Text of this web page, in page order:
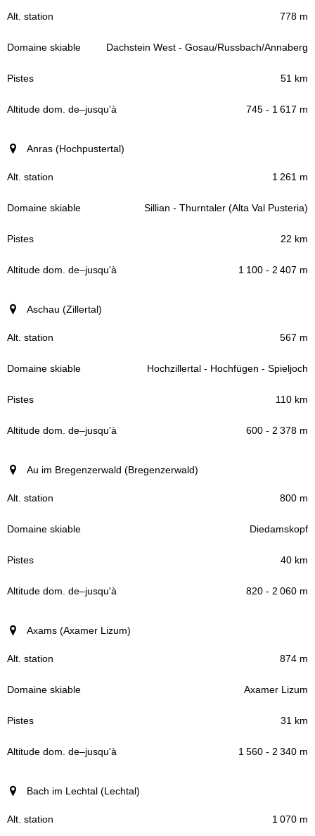
778 m
Dachstein West - Gosau/Russbach/Annaberg
51 km
745 - 1 617 m
Anras (Hochpustertal)
1 261 m
Sillian - Thurntaler (Alta Val Pusteria)
22 km
1 100 - 2 407 m
Aschau (Zillertal)
567 m
Hochzillertal - Hochfügen - Spieljoch
110 km
600 - 2 378 m
Au im Bregenzerwald (Bregenzerwald)
800 m
Diedamskopf
40 km
820 - 2 060 m
Axams (Axamer Lizum)
874 m
Axamer Lizum
31 km
1 560 - 2 340 m
Bach im Lechtal (Lechtal)
1 070 m